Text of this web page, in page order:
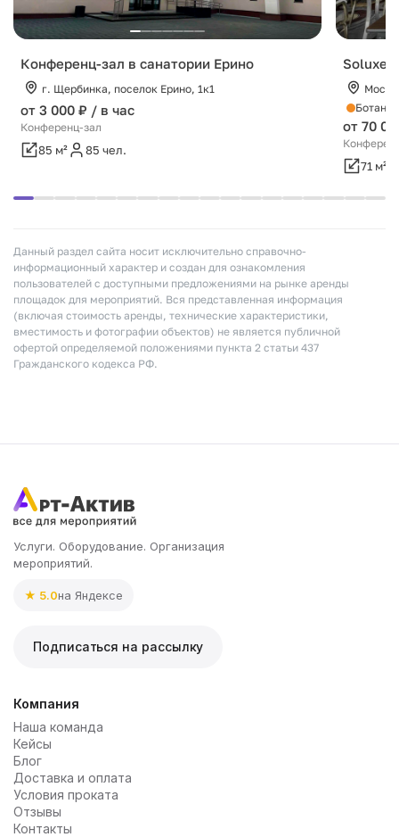
Конференц-зал в санатории Ерино
г. Щербинка, поселок Ерино, 1к1
от 3 000 ₽ / в час
Конференц-зал
85 м² 85 чел.
Soluxe
от 70
71 м²
Данный раздел сайта носит исключительно справочно-
информационный характер и создан для ознакомления
пользователей с доступными предложениями на рынке аренды
площадок для мероприятий. Вся представленная информация
(включая стоимость аренды, технические характеристики,
вместимость и фотографии объектов) не является публичной
офертой определяемой положениями пункта 2 статьи 437
Гражданского кодекса РФ.
Услуги. Оборудование. Организация
мероприятий.
★ 5.0на Яндексе
Подписаться на рассылку
Компания
Наша команда
Кейсы
Блог
Доставка и оплата
Условия проката
Отзывы
Контакты